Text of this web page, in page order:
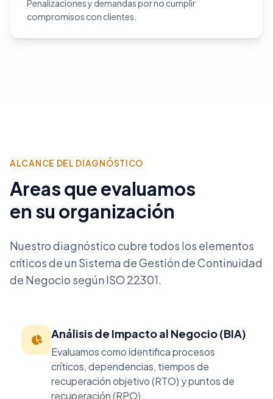
Penalizaciones y demandas por no cumplir
compromisos con clientes.
ALCANCE DEL DIAGNÓSTICO
Areas que evaluamos
en su organización
Nuestro diagnóstico cubre todos los elementos
críticos de un Sistema de Gestión de Continuidad
de Negocio según ISO 22301.
Análisis de Impacto al Negocio (BIA)
Evaluamos como identifica procesos
críticos, dependencias, tiempos de
recuperación objetivo (RTO) y puntos de
recuperación (RPO).